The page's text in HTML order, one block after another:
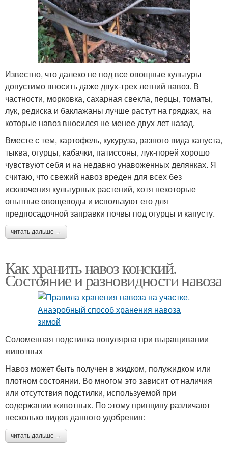
Известно, что далеко не под все овощные культуры
допустимо вносить даже двух-трех летний навоз. В
частности, морковка, сахарная свекла, перцы, томаты,
лук, редиска и баклажаны лучше растут на грядках, на
которые навоз вносился не менее двух лет назад.
Вместе с тем, картофель, кукуруза, разного вида капуста,
тыква, огурцы, кабачки, патиссоны, лук-порей хорошо
чувствуют себя и на недавно унавоженных делянках. Я
считаю, что свежий навоз вреден для всех без
исключения культурных растений, хотя некоторые
опытные овощеводы и используют его для
предпосадочной заправки почвы под огурцы и капусту.
читать дальше →
Как хранить навоз конский.
Состояние и разновидности навоза
Соломенная подстилка популярна при выращивании
животных
Навоз может быть получен в жидком, полужидком или
плотном состоянии. Во многом это зависит от наличия
или отсутствия подстилки, используемой при
содержании животных. По этому принципу различают
несколько видов данного удобрения:
читать дальше →